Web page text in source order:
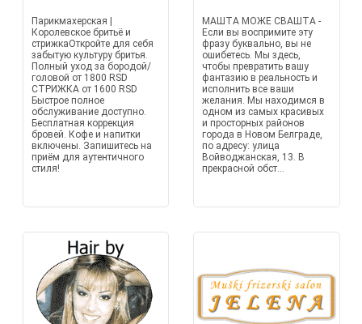
Парикмахерская |
Королевское бритьё и
стрижкаОткройте для себя
забытую культуру бритья.
Полный уход за бородой/
головой от 1800 RSD
СТРИЖКА от 1600 RSD
Быстрое полное
обслуживание доступно.
Бесплатная коррекция
бровей. Кофе и напитки
включены. Запишитесь на
приём для аутентичного
стиля!
МАШТА МОЖЕ СВАШТА -
Если вы воспримите эту
фразу буквально, вы не
ошибетесь. Мы здесь,
чтобы превратить вашу
фантазию в реальность и
исполнить все ваши
желания. Мы находимся в
одном из самых красивых
и просторных районов
города в Новом Белграде,
по адресу: улица
Войводжанская, 13. В
прекрасной обст...